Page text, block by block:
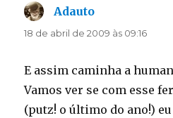
Adauto
18 de abril de 2009 às 09:16
E assim caminha a
Vamos ver se com esse
(putz! o último do ano!)